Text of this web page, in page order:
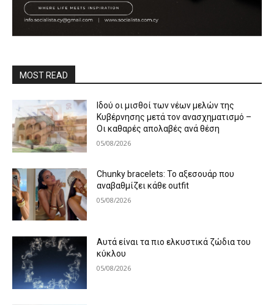
MOST READ
Ιδού οι μισθοί των νέων μελών της
Κυβέρνησης μετά τον ανασχηματισμό –
Οι καθαρές απολαβές ανά θέση
05/08/2026
Chunky bracelets: Το αξεσουάρ που
αναβαθμίζει κάθε outfit
05/08/2026
Αυτά είναι τα πιο ελκυστικά ζώδια του
κύκλου
05/08/2026